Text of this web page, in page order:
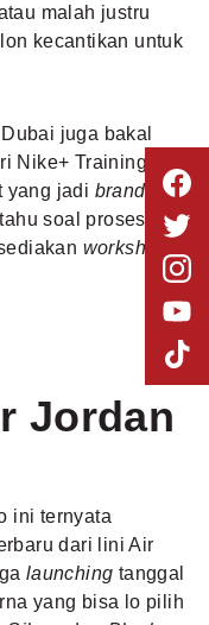
malah justru
kecantikan untuk
juga bakal
Nike+ Training
yang jadi brand
soal proses
workshop
Jordan
ini ternyata
dari lini Air
launching tanggal
yang bisa lo pilih